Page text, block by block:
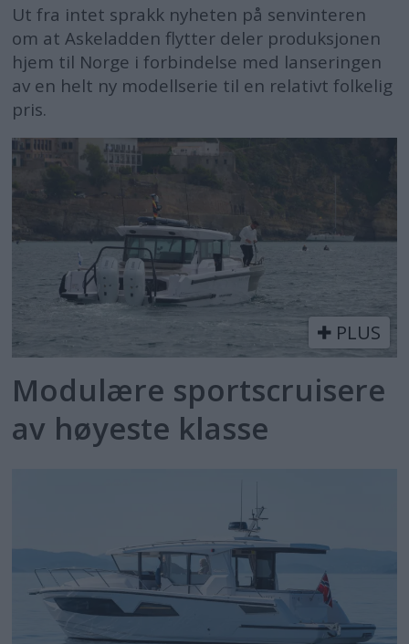
Ut fra intet sprakk nyheten på senvinteren
om at Askeladden flytter deler produksjonen
hjem til Norge i forbindelse med lanseringen
av en helt ny modellserie til en relativt folkelig
pris.
PLUS
Modulære sportscruisere
av høyeste klasse